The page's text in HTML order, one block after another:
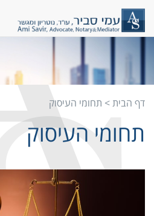
דף הבית> תחומי העיסוק
תחומי העיסוק